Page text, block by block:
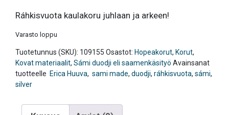
Ráhkisvuota kaulakoru juhlaan ja arkeen!
Varasto loppu
Tuotetunnus (SKU): 109155 Osastot: Hopeakorut, Korut,
Kovat materiaalit, Sámi duodji eli saamenkäsityö Avainsanat
tuotteelle Erica Huuva, sami made, duodji, ráhkisvuota, sámi,
silver